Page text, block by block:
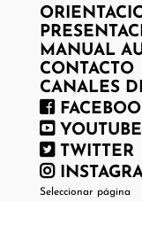
MANUAL
CONTACTO
CANALES
YOUTUBE
TWITTER
Seleccionar página